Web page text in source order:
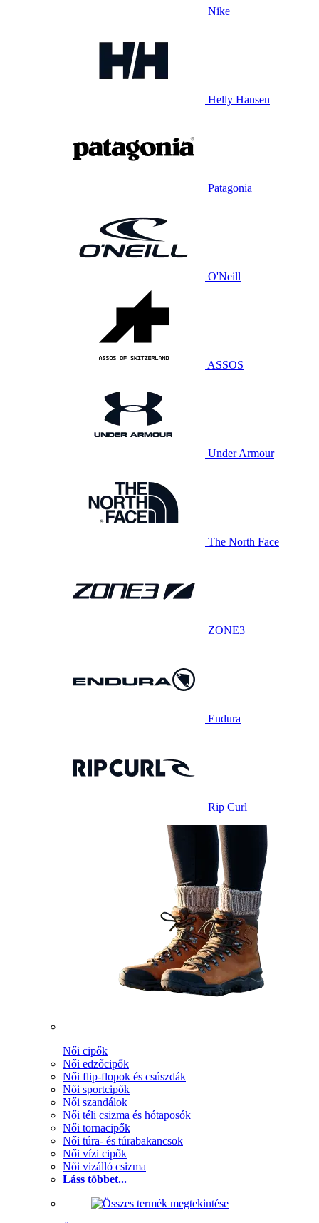
Nike
Helly Hansen
Patagonia
O'Neill
ASSOS
Under Armour
The North Face
ZONE3
Endura
Rip Curl
Női cipők
Női edzőcipők
Női flip-flopok és csúszdák
Női sportcipők
Női szandálok
Női téli csizma és hótaposók
Női tornacipők
Női túra- és túrabakancsok
Női vízi cipők
Női vizálló csizma
Láss többet...